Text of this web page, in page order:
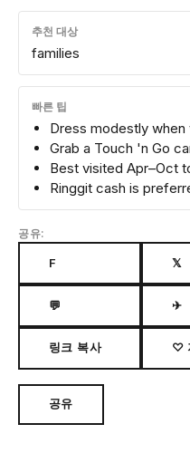
추천 대상
families
빠른 팁
Dress modestly
Grab a Touch 'n Go
Best visited Apr–Oct
Ringgit cash is
공유:
F 𝕏
💬 ✈
링크 복사 ♡
공유